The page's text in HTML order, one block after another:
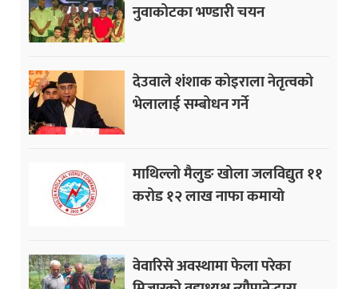
नुवाकोटका भण्डारी चयन
देउवाले शंशाक कोइराला नेतृत्वको
भेलालाई सम्बोधन गर्ने
माथिल्लो मैलुङ खोला जलविद्युत ११
करोड १२ लाख नाफा कमायाे
वेवारिसे अवस्थामा फेला परेका